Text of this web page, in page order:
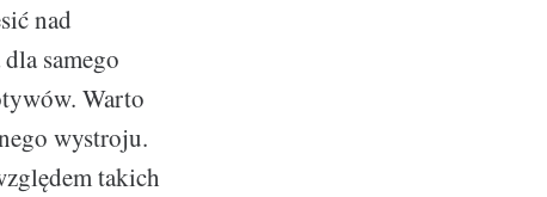
nad
samego
Warto
wystroju.
takich